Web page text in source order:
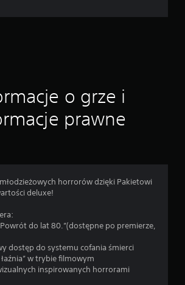
o grze i
prawne
horrorów dzięki Pakietowi
deluxe!
do lat 80.”(dostępne po premierze,
dostęp do systemu cofania śmierci
w trybie filmowym
inspirowanych horrorami